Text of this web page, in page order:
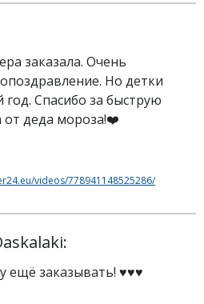
заказала. Очень
Но детки
Спасибо за быструю
от деда мороза!❤️
videos/778941148525286/
ещё заказывать! ♥️♥️♥️